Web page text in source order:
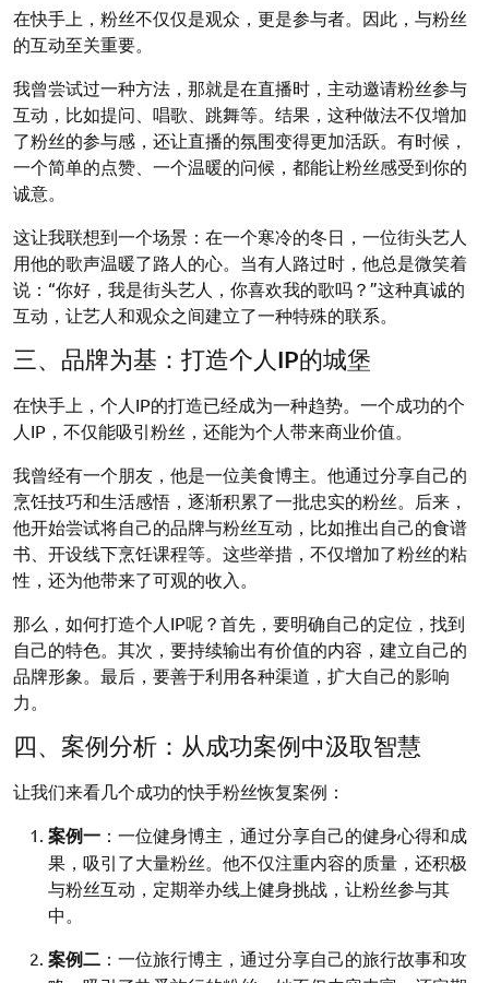
在快手上，粉丝不仅仅是观众，更是参与者。因此，与粉丝
的互动至关重要。
我曾尝试过一种方法，那就是在直播时，主动邀请粉丝参与
互动，比如提问、唱歌、跳舞等。结果，这种做法不仅增加
了粉丝的参与感，还让直播的氛围变得更加活跃。有时候，
一个简单的点赞、一个温暖的问候，都能让粉丝感受到你的
诚意。
这让我联想到一个场景：在一个寒冷的冬日，一位街头艺人
用他的歌声温暖了路人的心。当有人路过时，他总是微笑着
说：“你好，我是街头艺人，你喜欢我的歌吗？”这种真诚的
互动，让艺人和观众之间建立了一种特殊的联系。
三、品牌为基：打造个人IP的城堡
在快手上，个人IP的打造已经成为一种趋势。一个成功的个
人IP，不仅能吸引粉丝，还能为个人带来商业价值。
我曾经有一个朋友，他是一位美食博主。他通过分享自己的
烹饪技巧和生活感悟，逐渐积累了一批忠实的粉丝。后来，
他开始尝试将自己的品牌与粉丝互动，比如推出自己的食谱
书、开设线下烹饪课程等。这些举措，不仅增加了粉丝的粘
性，还为他带来了可观的收入。
那么，如何打造个人IP呢？首先，要明确自己的定位，找到
自己的特色。其次，要持续输出有价值的内容，建立自己的
品牌形象。最后，要善于利用各种渠道，扩大自己的影响
力。
四、案例分析：从成功案例中汲取智慧
让我们来看几个成功的快手粉丝恢复案例：
案例一 ：一位健身博主，通过分享自己的健身心得和成
果，吸引了大量粉丝。他不仅注重内容的质量，还积极
与粉丝互动，定期举办线上健身挑战，让粉丝参与其
中。
案例二 ：一位旅行博主，通过分享自己的旅行故事和攻